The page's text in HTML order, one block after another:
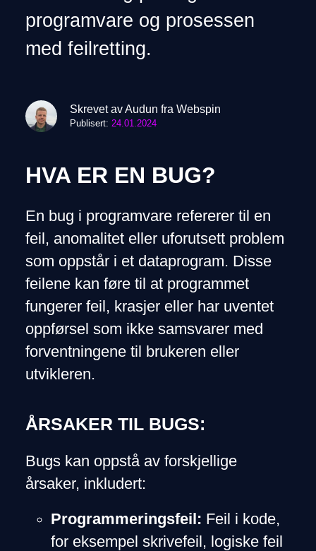
programvare og prosessen
med feilretting.
Skrevet av Audun fra Webspin
Publisert: 24.01.2024
HVA ER EN BUG?
En bug i programvare refererer til en
feil, anomalitet eller uforutsett problem
som oppstår i et dataprogram. Disse
feilene kan føre til at programmet
fungerer feil, krasjer eller har uventet
oppførsel som ikke samsvarer med
forventningene til brukeren eller
utvikleren.
ÅRSAKER TIL BUGS:
Bugs kan oppstå av forskjellige
årsaker, inkludert:
Programmeringsfeil: Feil i kode,
for eksempel skrivefeil, logiske feil